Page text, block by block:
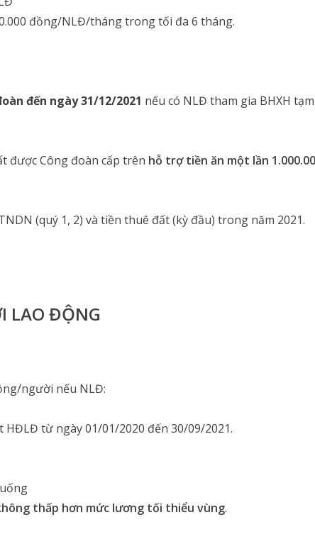
đồng/NLĐ/tháng trong tối đa 6 tháng.
đến ngày 31/12/2021 nếu có NLĐ tham gia BHXH
được Công đoàn cấp trên hỗ trợ tiền ăn một lần
(quý 1, 2) và tiền thuê đất (kỳ đầu) trong năm 2021.
LAO ĐỘNG
người nếu NLĐ:
từ ngày 01/01/2020 đến 30/09/2021.
thấp hơn mức lương tối thiểu vùng.